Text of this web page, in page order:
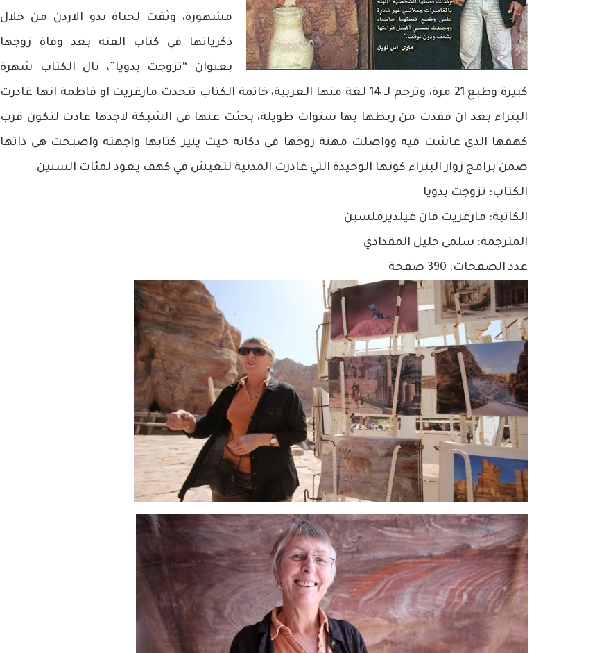
مشهورة، وثقت لحياة بدو الاردن من خلال
ذكرياتها في كتاب الفته بعد وفاة زوجها
بعنوان “تزوجت بدويا”، نال الكتاب شهرة
كبيرة وطبع 21 مرة، وترجم لـ 14 لغة منها العربية، خاتمة الكتاب تتحدث مارغريت او فاطمة انها غادرت
البتراء بعد ان فقدت من ربطها بها سنوات طويلة، بحثت عنها في الشبكة لاجدها عادت لتكون قرب
كهفها الذي عاشت فيه وواصلت مهنة زوجها في دكانه حيث ينير كتابها واجهته واصبحت هي ذاتها
ضمن برامج زوار البتراء كونها الوحيدة التي غادرت المدنية لتعيش في كهف يعود لمئات السنين.
الكتاب: تزوجت بدويا
الكاتبة: مارغريت فان غيلديرملسين
المترجمة: سلمى خليل المقدادي
عدد الصفحات: 390 صفحة